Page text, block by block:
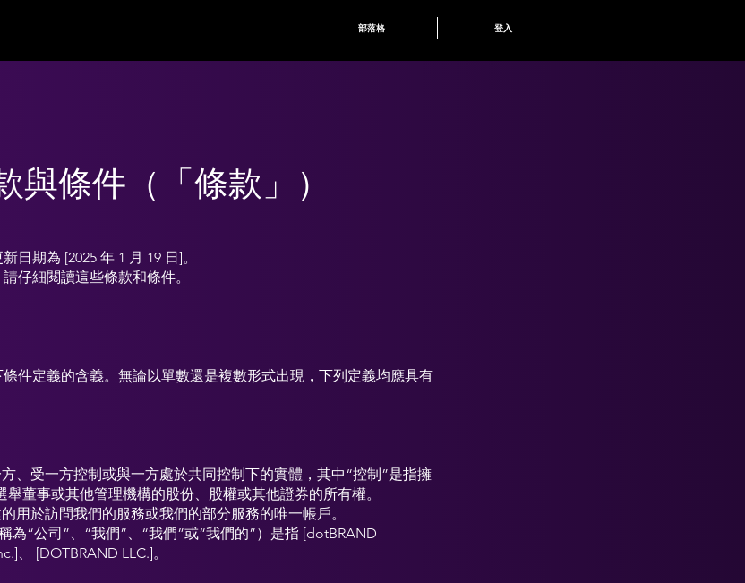
部落格 登入
與條件（「條款」）
日期為 [2025 年 1 月 19 日]。
仔細閱讀這些條款和條件。
件定義的含義。無論以單數還是複數形式出現，下列定義均應具有
、受一方控制或與一方處於共同控制下的實體，其中“控制”是指擁
舉董事或其他管理機構的股份、股權或其他證券的所有權。
用於訪問我們的服務或我們的部分服務的唯一帳戶。
“公司”、“我們”、“我們”或“我們的”）是指 [dotBRAND
、 [DOTBRAND LLC.]。